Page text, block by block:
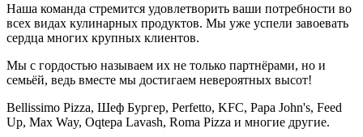
Наша команда стремится удовлетворить ваши потребности во
всех видах кулинарных продуктов. Мы уже успели завоевать
сердца многих крупных клиентов.
Мы с гордостью называем их не только партнёрами, но и
семьёй, ведь вместе мы достигаем невероятных высот!
Bellissimo Pizza, Шеф Бургер, Perfetto, KFC, Papa John's, Feed
Up, Max Way, Oqtepa Lavash, Roma Pizza и многие другие.